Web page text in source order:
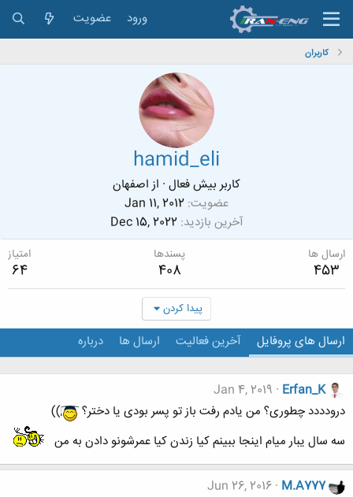
ورود عضویت
کاربران
hamid_eli
کاربر بیش فعال · از اصفهان
عضویت Jan 11, 2012
آخرین بازدید Dec 15, 2022
ارسال ها
453
پسندها
408
امتیاز
64
پیدا کردن
ارسال های پروفایل آخرین فعالیت ارسال ها درباره
Erfan_K
Jan 4, 2019
درودددد چطوری؟ من یادم رفت باز تو پسر بودی یا دختر؟
))
سه سال یبار میام اینجا ببینم کیا زندن کیا عمرشونو دادن به من
M.A777
Jun 26, 2016